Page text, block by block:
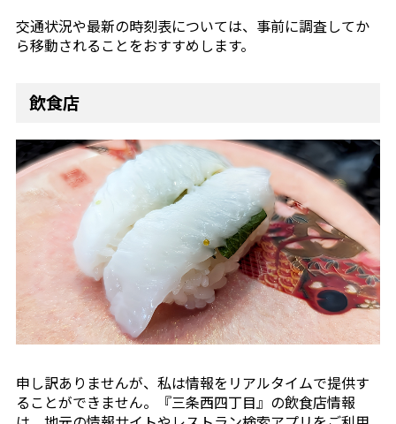
交通状況や最新の時刻表については、事前に調査してか
ら移動されることをおすすめします。
飲食店
申し訳ありませんが、私は情報をリアルタイムで提供す
ることができません。『三条西四丁目』の飲食店情報